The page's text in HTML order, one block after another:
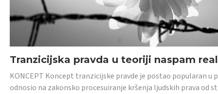
Tranzicijska pravda u teoriji naspam
KONCEPT Koncept tranzicijske pravde je postao popularan
odnosio na zakonsko procesuiranje kršenja ljudskih prava